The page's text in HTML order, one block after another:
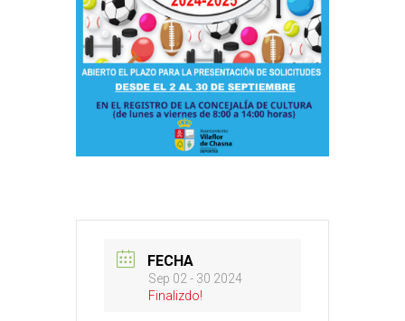
FECHA
Sep 02 - 30 2024
Finalizdo!